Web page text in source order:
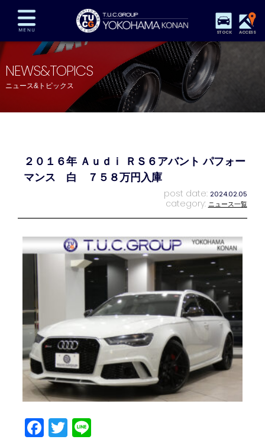
STOCK ACCESS
在庫車両情報 保証&サービス パーツリスト
TUCとは？ 店舗情報 アクセスマップ
全国納車 特別作業 注文販売
プライバシーポリシー スタッフblog
NEWS&TOPICS
ニュース&トピックス
２０１６年 Ａｕｄｉ ＲＳ６アバント パフォー
マンス 白 ７５８万円入庫
post date: 2024.02.05
category: ニュース一覧
Facebook
Twitter